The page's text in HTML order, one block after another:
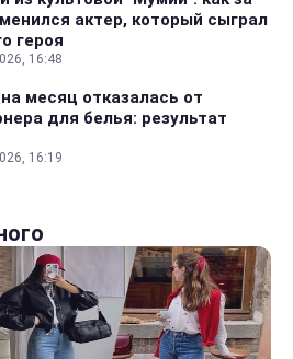
актер, который сыграл
героя
16:48
месяц отказалась от
для белья: результат
16:19